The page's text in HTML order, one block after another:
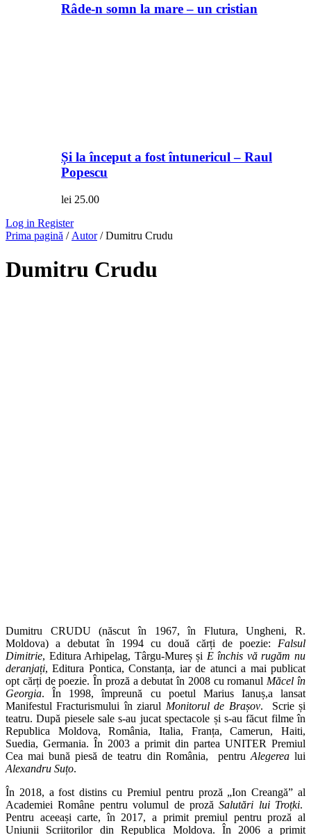
Râde-n somn la mare – un cristian
Și la început a fost întunericul – Raul
Popescu
lei 25.00
Log in Register
Prima pagină / Autor/ Dumitru Crudu
Dumitru Crudu
Dumitru CRUDU (născut în 1967, în Flutura, Ungheni, R.
Moldova) a debutat în 1994 cu două cărți de poezie: Falsul
Dimitrie, Editura Arhipelag, Târgu-Mureș și E închis vă rugăm nu
deranjați, Editura Pontica, Constanța, iar de atunci a mai publicat
opt cărți de poezie. În proză a debutat în 2008 cu romanul Măcel în
Georgia. În 1998, împreună cu poetul Marius Ianuș,a lansat
Manifestul Fracturismului în ziarul Monitorul de Brașov. Scrie și
teatru. După piesele sale s-au jucat spectacole și s-au făcut filme în
Republica Moldova, România, Italia, Franța, Camerun, Haiti,
Suedia, Germania. În 2003 a primit din partea UNITER Premiul
Cea mai bună piesă de teatru din România, pentru Alegerealui
Alexandru Suțo.
În 2018, a fost distins cu Premiul pentru proză „Ion Creangă” al
Academiei Române pentru volumul de prozăSalutări lui Troțki.
Pentru aceeași carte, în 2017, a primit premiul pentru proză al
Uniunii Scriitorilor din Republica Moldova. În 2006 a primit